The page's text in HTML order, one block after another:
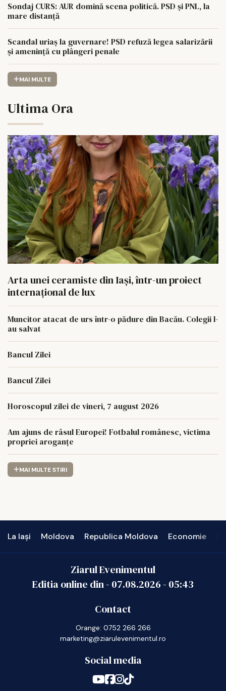
Sondaj CURS: AUR domină scena politică. PSD și PNL, la
mare distanță
Scandal uriaș la guvernare! PSD refuză legea salarizării
și amenință cu plângeri penale
MAI MULTE
Ultima Ora
Arta unei ceramiste din Iași, într-un proiect
internațional de lux
Muncitor atacat de urs într-o pădure din Bacău. Colegii l-
au salvat
Bancul Zilei
Bancul Zilei
Horoscopul zilei de vineri, 7 august 2026
Am ajuns de râsul Europei! Fotbalul românesc, victima
propriei aroganțe
MAI MULTE STIRI
La Iași Moldova Republica Moldova Economie
Ziarul Evenimentul
Editia online din - 07.08.2026- 05:43
Contact
Orange: 0752 266 266
marketing@ziarulevenimentul.ro
Social media